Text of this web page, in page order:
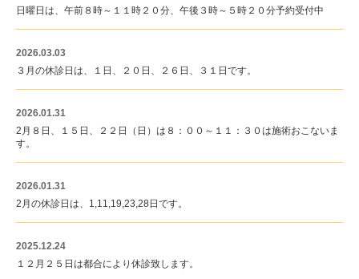
日曜日は、午前８時～１１時２０分、午後３時～５時２０分予約受付中
2026.03.03
３月の休診日は、１日、２０日、２６日、３１日です。
2026.01.31
2月８日、１５日、２２日（日）は８：００～１１：３０は施術おこないま
す。
2026.01.31
2月の休診日は、1,11,19,23,28日です。
2025.12.24
１２月２５日は都合により休診致します。